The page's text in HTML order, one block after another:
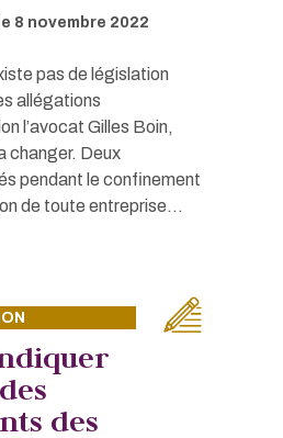
8 novembre 2022
pas de législation
allégations
l’avocat Gilles Boin,
changer. Deux
pendant le confinement
de toute entreprise...
des